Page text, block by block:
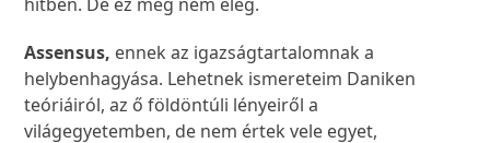
Assensus, ennek az igazságtartalomnak a
helybenhagyása. Lehetnek ismereteim Daniken
teóriáiról, az ő földöntúli lényeiről a
világegyetemben, de nem értek vele egyet,